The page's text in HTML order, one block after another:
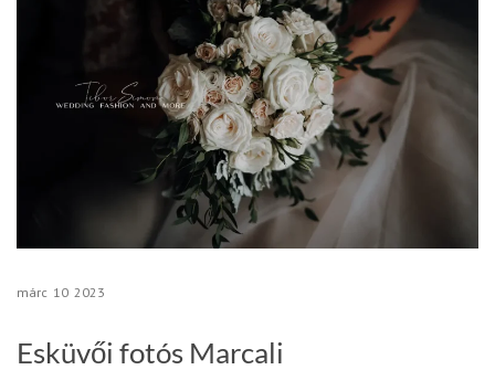
márc 10 2023
Esküvői fotós Marcali